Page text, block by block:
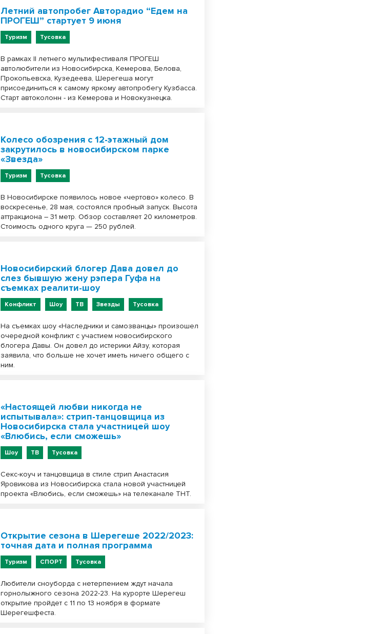
Летний автопробег Авторадио “Едем на
ПРОГЕШ” стартует 9 июня
Туризм Тусовка
В рамках II летнего мультифестиваля ПРОГЕШ
автолюбители из Новосибирска, Кемерова, Белова,
Прокопьевска, Кузедеева, Шерегеша могут
присоединиться к самому яркому автопробегу Кузбасса.
Старт автоколонн - из Кемерова и Новокузнецка.
Колесо обозрения с 12-этажный дом
закрутилось в новосибирском парке
«Звезда»
Туризм Тусовка
В Новосибирске появилось новое «чертово» колесо. В
воскресенье, 28 мая, состоялся пробный запуск. Высота
аттракциона – 31 метр. Обзор составляет 20 километров.
Стоимость одного круга — 250 рублей.
Новосибирский блогер Дава довел до
слез бывшую жену рэпера Гуфа на
съемках реалити-шоу
Конфликт Шоу ТВ Звезды Тусовка
На съемках шоу «Наследники и самозванцы» произошел
очередной конфликт с участием новосибирского
блогера Давы. Он довел до истерики Айзу, которая
заявила, что больше не хочет иметь ничего общего с
ним.
«Настоящей любви никогда не
испытывала»: стрип-танцовщица из
Новосибирска стала участницей шоу
«Влюбись, если сможешь»
Шоу ТВ Тусовка
Секс-коуч и танцовщица в стиле стрип Анастасия
Яровикова из Новосибирска стала новой участницей
проекта «Влюбись, если сможешь» на телеканале ТНТ.
Открытие сезона в Шерегеше 2022/2023:
точная дата и полная программа
Туризм СПОРТ Тусовка
Любители сноуборда с нетерпением ждут начала
горнолыжного сезона 2022-23. На курорте Шерегеш
открытие пройдет с 11 по 13 ноября в формате
Шерегешфеста.